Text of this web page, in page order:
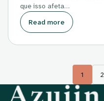
que isso afeta…
Read more
Paginação de posts
1 2